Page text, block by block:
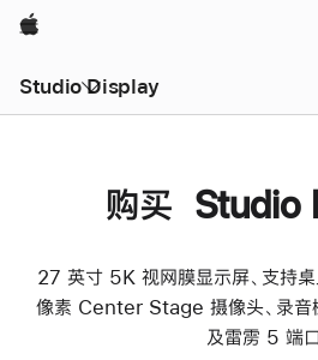
Apple
Studio Display
购买 Studio
27 英寸 5K 视网膜显示屏、支持
像素 Center Stage 摄像头、录音
及雷雳 5 端口